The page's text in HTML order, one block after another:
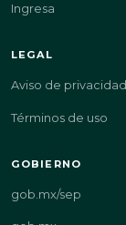
Ingresa
LEGAL
Aviso de privacidad
Términos de uso
GOBIERNO
gob.mx/sep